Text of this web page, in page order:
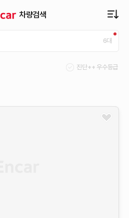
차량검색
6대
진단++ 우수등급